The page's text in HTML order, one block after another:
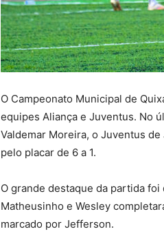
O Campeonato Municipal de
equipes Aliança e Juventus. No
Valdemar Moreira, o Juventus
pelo placar de 6 a 1.
O grande destaque da partida
Matheusinho e Wesley
marcado por Jefferson.